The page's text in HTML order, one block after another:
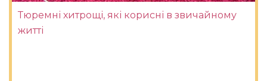
Тюремні хитрощі, які корисні в звичайному
житті